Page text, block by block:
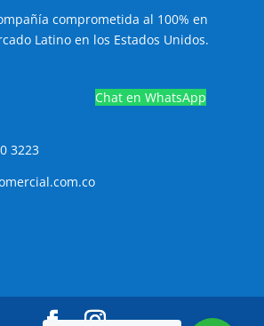
comprometida al 100% en
Latino en los Estados Unidos.
3223
Chat en WhatsApp